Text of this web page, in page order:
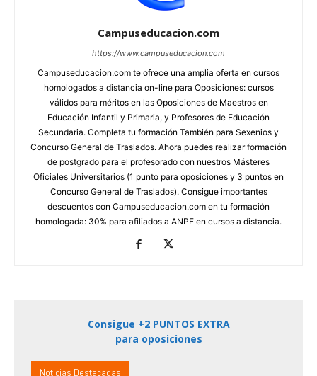
Campuseducacion.com
https://www.campuseducacion.com
Campuseducacion.com te ofrece una amplia oferta en cursos
homologados a distancia on-line para Oposiciones: cursos
válidos para méritos en las Oposiciones de Maestros en
Educación Infantil y Primaria, y Profesores de Educación
Secundaria. Completa tu formación También para Sexenios y
Concurso General de Traslados. Ahora puedes realizar formación
de postgrado para el profesorado con nuestros Másteres
Oficiales Universitarios (1 punto para oposiciones y 3 puntos en
Concurso General de Traslados). Consigue importantes
descuentos con Campuseducacion.com en tu formación
homologada: 30% para afiliados a ANPE en cursos a distancia.
Consigue +2 PUNTOS EXTRA
para oposiciones
Noticias Destacadas